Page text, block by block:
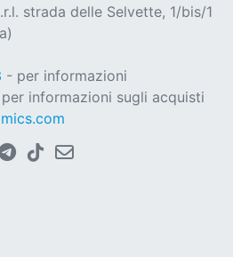
strada delle Selvette, 1/bis/1
- per informazioni
per informazioni sugli acquisti